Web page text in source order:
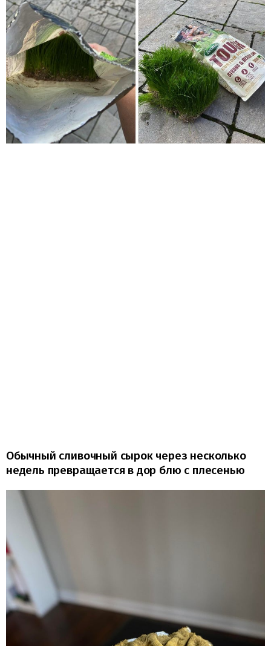
Обычный сливочный сырок через несколько
недель превращается в дор блю с плесенью